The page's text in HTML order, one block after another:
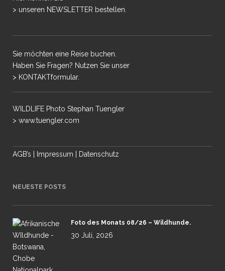
> unseren NEWSLETTER bestellen.
Sie möchten eine Reise buchen.
Haben Sie Fragen? Nutzen Sie unser
> KONTAKTformular.
WILDLIFE Photo Stephan Tuengler
> www.tuengler.com
AGB’s Impressum Datenschutz
NEUESTE POSTS
Foto des Monats 08/26 – Wildhunde.
30 Juli, 2026